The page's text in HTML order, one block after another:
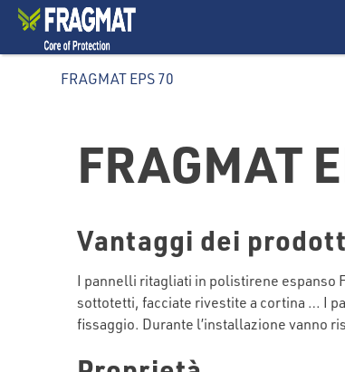
FRAGMAT EPS 70
FRAGMAT
Vantaggi dei
I pannelli ritagliati in polistirene espanso
sottotetti, facciate rivestite a cortina … I
fissaggio. Durante l’installazione vanno